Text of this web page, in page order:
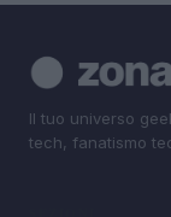
Il tuo universo
tech, fanatismo